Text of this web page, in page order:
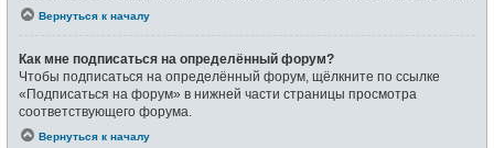
Вернуться к началу
Как мне подписаться на определённый форум?
Чтобы подписаться на определённый форум, щёлкните по ссылке
«Подписаться на форум» в нижней части страницы просмотра
соответствующего форума.
Вернуться к началу